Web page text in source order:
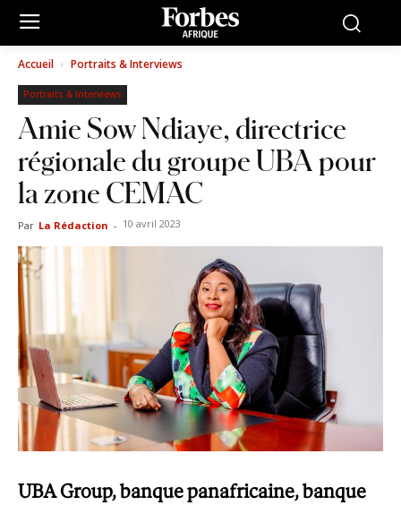
Accueil Portraits & Interviews
Portraits & Interviews
Amie Sow Ndiaye, directrice
régionale du groupe UBA pour
la zone CEMAC
Par La Rédaction - 10 avril 2023
UBA Group, banque panafricaine, banque